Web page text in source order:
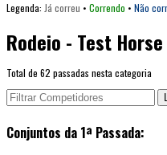
Legenda: Já correu • Correndo • Não
Rodeio - Test
Total de 62 passadas nesta categoria
Conjuntos da 1ª Passada: